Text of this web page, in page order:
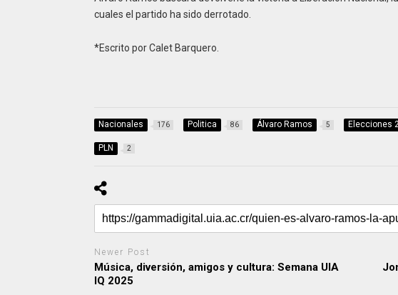
cuales el partido ha sido derrotado.
*Escrito por Calet Barquero.
Nacionales 176 Politica 86 Álvaro Ramos 5 Elecciones
PLN 2
Newer Post
Música, diversión, amigos y cultura: Semana UIA
IQ 2025